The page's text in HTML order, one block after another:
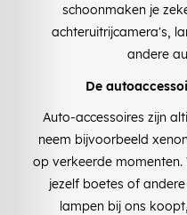
schoonmaken je
achteruitrijcamera's,
andere
De
Auto-accessoires zijn
neem bijvoorbeeld
op verkeerde
jezelf boetes of
lampen bij ons